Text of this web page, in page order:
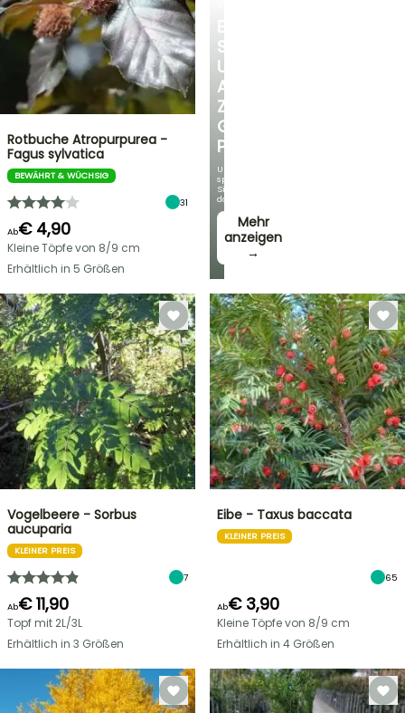
SIE
UNSERE
AUSWAHL
ZU
GÜNSTIGEN
PREISEN
Und
sparen
Sie
dabei!
Mehr
anzeigen
→
Rotbuche Atropurpurea -
Fagus sylvatica
BEWÄHRT & WÜCHSIG
31
Ab€ 4,90
Kleine Töpfe von 8/9 cm
Erhältlich in 5 Größen
Vogelbeere - Sorbus
aucuparia
KLEINER PREIS
7
Ab€ 11,90
Topf mit 2L/3L
Erhältlich in 3 Größen
Eibe - Taxus baccata
KLEINER PREIS
65
Ab€ 3,90
Kleine Töpfe von 8/9 cm
Erhältlich in 4 Größen